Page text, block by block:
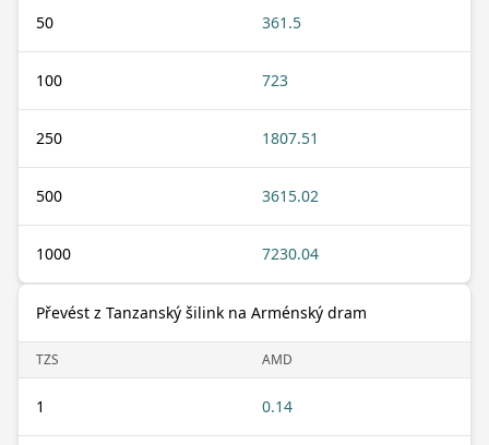
50 361.5
100 723
250 1807.51
500 3615.02
1000 7230.04
Převést z Tanzanský šilink na Arménský dram
TZS AMD
1 0.14